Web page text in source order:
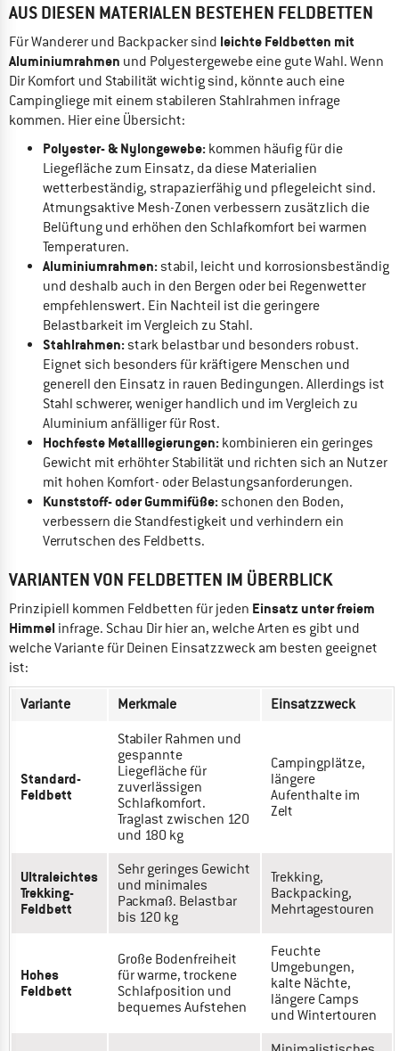
AUS DIESEN MATERIALEN BESTEHEN FELDBETTEN
Für Wanderer und Backpacker sind leichte Feldbetten mit
Aluminiumrahmen und Polyestergewebe eine gute Wahl. Wenn
Dir Komfort und Stabilität wichtig sind, könnte auch eine
Campingliege mit einem stabileren Stahlrahmen infrage
kommen. Hier eine Übersicht:
Polyester- & Nylongewebe:kommen häufig für die
Liegefläche zum Einsatz, da diese Materialien
wetterbeständig, strapazierfähig und pflegeleicht sind.
Atmungsaktive Mesh-Zonen verbessern zusätzlich die
Belüftung und erhöhen den Schlafkomfort bei warmen
Temperaturen.
Aluminiumrahmen:stabil, leicht und korrosionsbeständig
und deshalb auch in den Bergen oder bei Regenwetter
empfehlenswert. Ein Nachteil ist die geringere
Belastbarkeit im Vergleich zu Stahl.
Stahlrahmen:stark belastbar und besonders robust.
Eignet sich besonders für kräftigere Menschen und
generell den Einsatz in rauen Bedingungen. Allerdings ist
Stahl schwerer, weniger handlich und im Vergleich zu
Aluminium anfälliger für Rost.
Hochfeste Metalllegierungen:kombinieren ein geringes
Gewicht mit erhöhter Stabilität und richten sich an Nutzer
mit hohen Komfort- oder Belastungsanforderungen.
Kunststoff- oder Gummifüße:schonen den Boden,
verbessern die Standfestigkeit und verhindern ein
Verrutschen des Feldbetts.
VARIANTEN VON FELDBETTEN IM ÜBERBLICK
Prinzipiell kommen Feldbetten für jeden Einsatz unter freiem
Himmel infrage. Schau Dir hier an, welche Arten es gibt und
welche Variante für Deinen Einsatzzweck am besten geeignet
ist:
Variante Merkmale Einsatzzweck
Standard-
Feldbett
Stabiler Rahmen und
gespannte
Liegefläche für
zuverlässigen
Schlafkomfort.
Traglast zwischen 120
und 180 kg
Campingplätze,
längere
Aufenthalte im
Zelt
Ultraleichtes
Trekking-
Feldbett
Sehr geringes Gewicht
und minimales
Packmaß. Belastbar
bis 120 kg
Trekking,
Backpacking,
Mehrtagestouren
Hohes
Feldbett
Große Bodenfreiheit
für warme, trockene
Schlafposition und
bequemes Aufstehen
Feuchte
Umgebungen,
kalte Nächte,
längere Camps
und Wintertouren